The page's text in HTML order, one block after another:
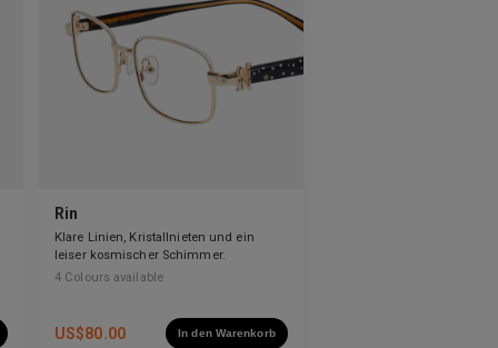
Rin
Klare Linien, Kristallnieten und ein
leiser kosmischer Schimmer.
4 Colours available
US$80.00 In den Warenkorb